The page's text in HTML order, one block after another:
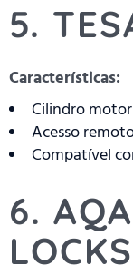
5.
Características:
Cilindro
Acesso
Compatível
6.
LOCKS